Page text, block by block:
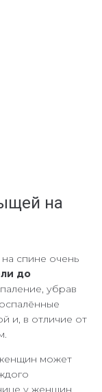
на
спине очень
до
убрав
и, в отличие от
может
у женщин